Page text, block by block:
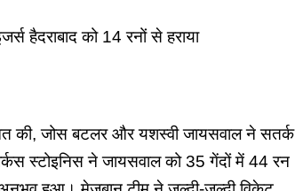
हैदराबाद को 14 रनों से हराया
की, जोस बटलर और यशस्वी जायसवाल ने सतर्क
स्टोइनिस ने जायसवाल को 35 गेंदों में 44 रन